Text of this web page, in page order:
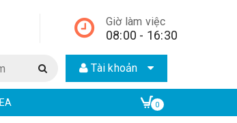
Giờ làm việc
08:00 - 16:30
Tài khoản
EAR CHẤT TẨY RỬA CÔNG NGHIỆP | ECO ONE CHEM
0